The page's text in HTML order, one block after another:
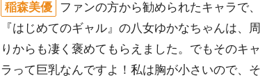
稲森美優
ファンの方から勧められたキャラで、
『はじめてのギャル』の八女ゆかなちゃんは、周
りからも凄く褒めてもらえました。でもそのキャ
ラって巨乳なんですよ！私は胸が小さいので、そ